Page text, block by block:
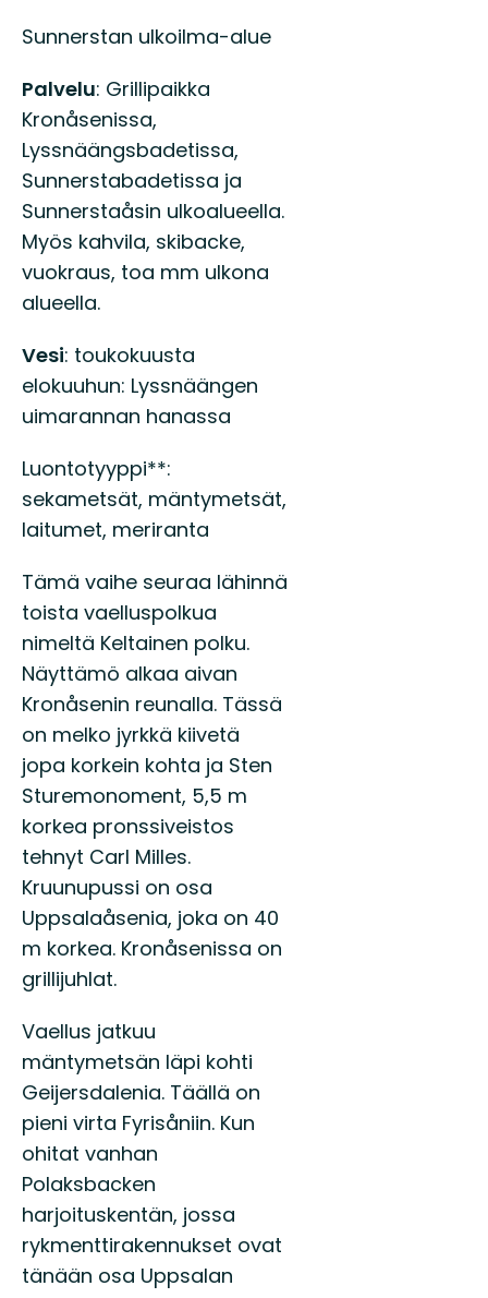
Sunnerstan ulkoilma-alue
Palvelu: Grillipaikka
Kronåsenissa,
Lyssnäängsbadetissa,
Sunnerstabadetissa ja
Sunnerstaåsin ulkoalueella.
Myös kahvila, skibacke,
vuokraus, toa mm ulkona
alueella.
Vesi: toukokuusta
elokuuhun: Lyssnäängen
uimarannan hanassa
Luontotyyppi**:
sekametsät, mäntymetsät,
laitumet, meriranta
Tämä vaihe seuraa lähinnä
toista vaelluspolkua
nimeltä Keltainen polku.
Näyttämö alkaa aivan
Kronåsenin reunalla. Tässä
on melko jyrkkä kiivetä
jopa korkein kohta ja Sten
Sturemonoment, 5,5 m
korkea pronssiveistos
tehnyt Carl Milles.
Kruunupussi on osa
Uppsalaåsenia, joka on 40
m korkea. Kronåsenissa on
grillijuhlat.
Vaellus jatkuu
mäntymetsän läpi kohti
Geijersdalenia. Täällä on
pieni virta Fyrisåniin. Kun
ohitat vanhan
Polaksbacken
harjoituskentän, jossa
rykmenttirakennukset ovat
tänään osa Uppsalan